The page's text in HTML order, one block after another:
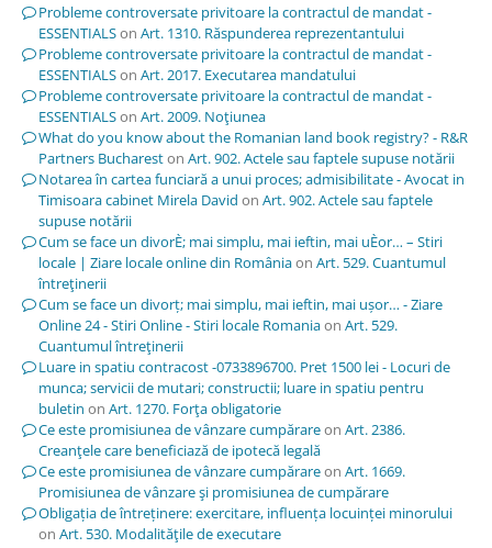
Probleme controversate privitoare la contractul de mandat -
ESSENTIALSon Art. 1310. Răspunderea reprezentantului
Probleme controversate privitoare la contractul de mandat -
ESSENTIALSon Art. 2017. Executarea mandatului
Probleme controversate privitoare la contractul de mandat -
ESSENTIALSon Art. 2009. Noţiunea
What do you know about the Romanian land book registry? - R&R
Partners Buchareston Art. 902. Actele sau faptele supuse notării
Notarea în cartea funciară a unui proces; admisibilitate - Avocat in
Timisoara cabinet Mirela David on Art. 902. Actele sau faptele
supuse notării
Cum se face un divorÈ; mai simplu, mai ieftin, mai uÈor… – Stiri
locale | Ziare locale online din Româniaon Art. 529. Cuantumul
întreţinerii
Cum se face un divorț; mai simplu, mai ieftin, mai ușor… - Ziare
Online 24 - Stiri Online - Stiri locale Romaniaon Art. 529.
Cuantumul întreţinerii
Luare in spatiu contracost -0733896700. Pret 1500 lei - Locuri de
munca; servicii de mutari; constructii; luare in spatiu pentru
buletin on Art. 1270. Forţa obligatorie
Ce este promisiunea de vânzare cumpărareon Art. 2386.
Creanţele care beneficiază de ipotecă legală
Ce este promisiunea de vânzare cumpărareon Art. 1669.
Promisiunea de vânzare şi promisiunea de cumpărare
Obligația de întreținere: exercitare, influența locuinței minorului
on Art. 530. Modalităţile de executare